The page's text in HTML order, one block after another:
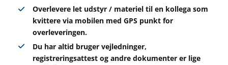
Overlevere let udstyr / materiel til en kollega som
kvittere via mobilen med GPS punkt for
overleveringen.
Du har altid bruger vejledninger,
registreringsattest og andre dokumenter er lige